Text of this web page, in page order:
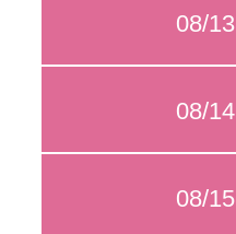
08/
08/
08/